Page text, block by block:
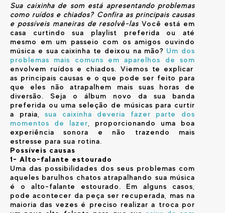
Sua caixinha de som está apresentando problemas
como ruídos e chiados? Confira as principais causas
e possíveis maneiras de resolvê-las Você está em
casa curtindo sua playlist preferida ou até
mesmo em um passeio com os amigos ouvindo
música e sua caixinha te deixou na mão? Um dos
problemas mais comuns em aparelhos de som
envolvem ruídos e chiados. Viemos te explicar
as principais causas e o que pode ser feito para
que eles não atrapalhem mais suas horas de
diversão.
Seja o álbum novo da sua banda
preferida ou uma seleção de músicas para curtir
a praia,sua caixinha deveria fazer parte dos
momentos de lazer , proporcionando uma boa
experiência sonora e não trazendo mais
estresse para sua rotina.
Possíveis causas
1- Alto-falante estourado
Uma das possibilidades dos seus problemas com
aqueles barulhos chatos atrapalhando sua música
é o alto-falante estourado. Em alguns casos,
pode acontecer da peça ser recuperada, mas na
maioria das vezes é preciso realizar a troca por